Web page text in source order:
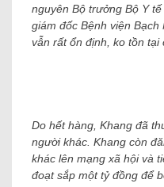
nguyên Bộ trưởng Bộ Y
giám đốc Bệnh viện
vẫn rất ổn định, ko tồn
Do hết hàng, Khang đã
người khác. Khang còn
khác lên mạng xã hội và
đoạt sắp một tỷ đồng để